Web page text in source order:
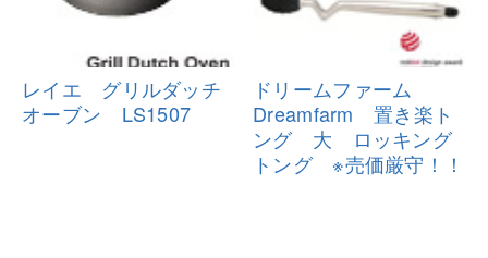
レイエ グリルダッチ
オーブン LS1507
ドリームファーム
Dreamfarm 置き楽ト
ング 大 ロッキング
トング ※売価厳守！！